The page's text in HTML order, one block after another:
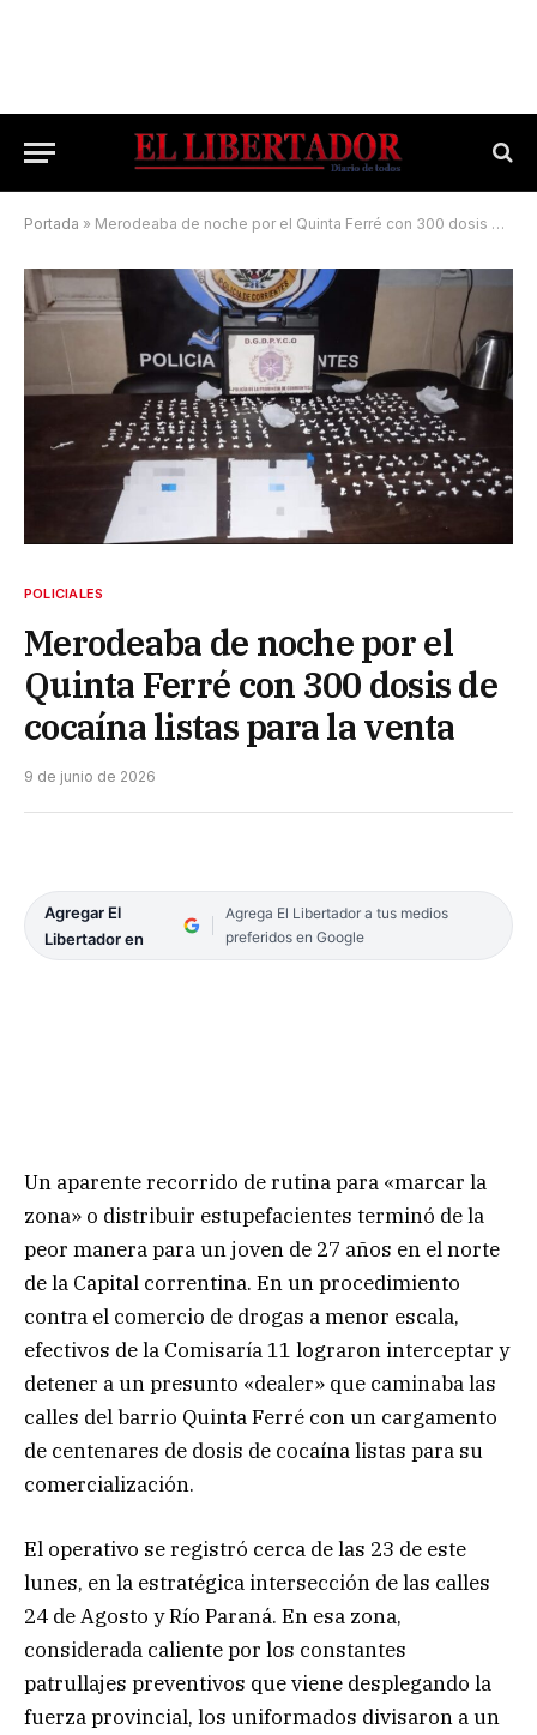
Portada » Merodeaba de noche por el Quinta Ferré con 300 dosis de cocaína listas para la venta
POLICIALES
Merodeaba de noche por el
Quinta Ferré con 300 dosis de
cocaína listas para la venta
9 de junio de 2026
Agregar El
Libertador en
Agrega El Libertador a tus medios
preferidos en Google
Un aparente recorrido de rutina para «marcar la
zona» o distribuir estupefacientes terminó de la
peor manera para un joven de 27 años en el norte
de la Capital correntina. En un procedimiento
contra el comercio de drogas a menor escala,
efectivos de la Comisaría 11 lograron interceptar y
detener a un presunto «dealer» que caminaba las
calles del barrio Quinta Ferré con un cargamento
de centenares de dosis de cocaína listas para su
comercialización.
El operativo se registró cerca de las 23 de este
lunes, en la estratégica intersección de las calles
24 de Agosto y Río Paraná. En esa zona,
considerada caliente por los constantes
patrullajes preventivos que viene desplegando la
fuerza provincial, los uniformados divisaron a un